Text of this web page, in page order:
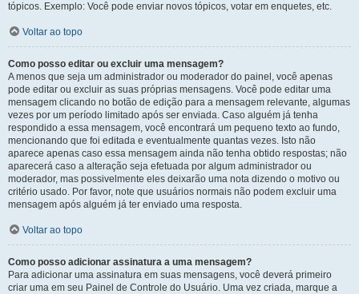
tópicos. Exemplo: Você pode enviar novos tópicos, votar em enquetes, etc.
Voltar ao topo
Como posso editar ou excluir uma mensagem?
A menos que seja um administrador ou moderador do painel, você apenas
pode editar ou excluir as suas próprias mensagens. Você pode editar uma
mensagem clicando no botão de edição para a mensagem relevante, algumas
vezes por um período limitado após ser enviada. Caso alguém já tenha
respondido a essa mensagem, você encontrará um pequeno texto ao fundo,
mencionando que foi editada e eventualmente quantas vezes. Isto não
aparece apenas caso essa mensagem ainda não tenha obtido respostas; não
aparecerá caso a alteração seja efetuada por algum administrador ou
moderador, mas possivelmente eles deixarão uma nota dizendo o motivo ou
critério usado. Por favor, note que usuários normais não podem excluir uma
mensagem após alguém já ter enviado uma resposta.
Voltar ao topo
Como posso adicionar assinatura a uma mensagem?
Para adicionar uma assinatura em suas mensagens, você deverá primeiro
criar uma em seu Painel de Controle do Usuário. Uma vez criada, marque a